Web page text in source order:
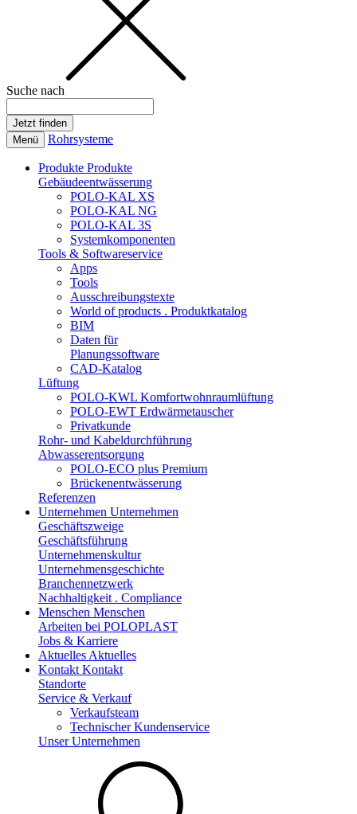
Suche nach
Menü Rohrsysteme
Produkte Produkte
Gebäudeentwässerung
POLO-KAL XS
POLO-KAL NG
POLO-KAL 3S
Systemkomponenten
Tools & Softwareservice
Apps
Tools
Ausschreibungstexte
World of products . Produktkatalog
BIM
Daten für
Planungssoftware
CAD-Katalog
Lüftung
POLO-KWL Komfortwohnraumlüftung
POLO-EWT Erdwärmetauscher
Privatkunde
Rohr- und Kabeldurchführung
Abwasserentsorgung
POLO-ECO plus Premium
Brückenentwässerung
Referenzen
Unternehmen Unternehmen
Geschäftszweige
Geschäftsführung
Unternehmenskultur
Unternehmensgeschichte
Branchennetzwerk
Nachhaltigkeit . Compliance
Menschen Menschen
Arbeiten bei POLOPLAST
Jobs & Karriere
Aktuelles Aktuelles
Kontakt Kontakt
Standorte
Service & Verkauf
Verkaufsteam
Technischer Kundenservice
Unser Unternehmen